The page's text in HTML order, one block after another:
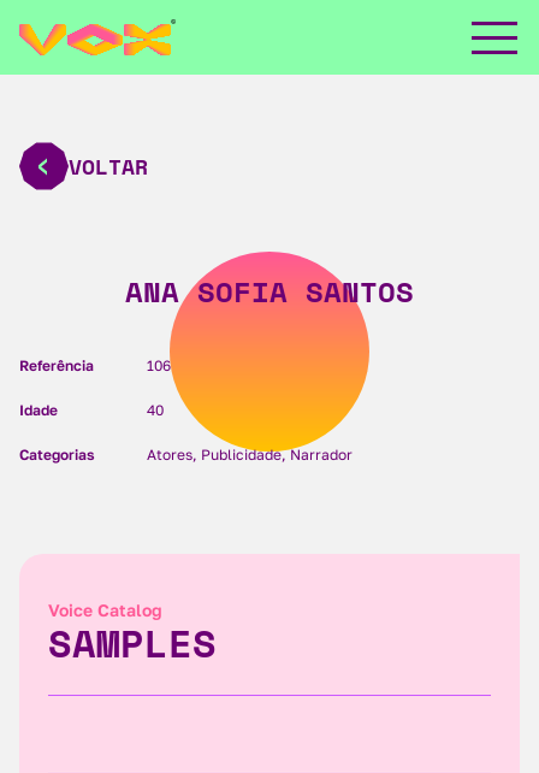
VOLTAR
ANA SOFIA SANTOS
Referência 106
Idade 40
Categorias Atores, Publicidade, Narrador
Voice Catalog
SAMPLES